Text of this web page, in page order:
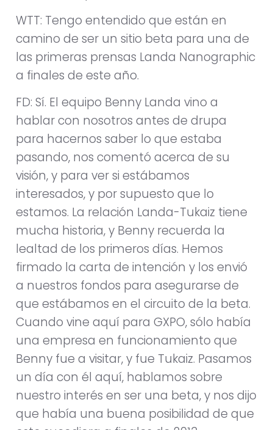
WTT: Tengo entendido que están en
camino de ser un sitio beta para una de
las primeras prensas Landa Nanographic
a finales de este año.
FD: Sí. El equipo Benny Landa vino a
hablar con nosotros antes de drupa
para hacernos saber lo que estaba
pasando, nos comentó acerca de su
visión, y para ver si estábamos
interesados, y por supuesto que lo
estamos. La relación Landa-Tukaiz tiene
mucha historia, y Benny recuerda la
lealtad de los primeros días. Hemos
firmado la carta de intención y los envió
a nuestros fondos para asegurarse de
que estábamos en el circuito de la beta.
Cuando vine aquí para GXPO, sólo había
una empresa en funcionamiento que
Benny fue a visitar, y fue Tukaiz. Pasamos
un día con él aquí, hablamos sobre
nuestro interés en ser una beta, y nos dijo
que había una buena posibilidad de que